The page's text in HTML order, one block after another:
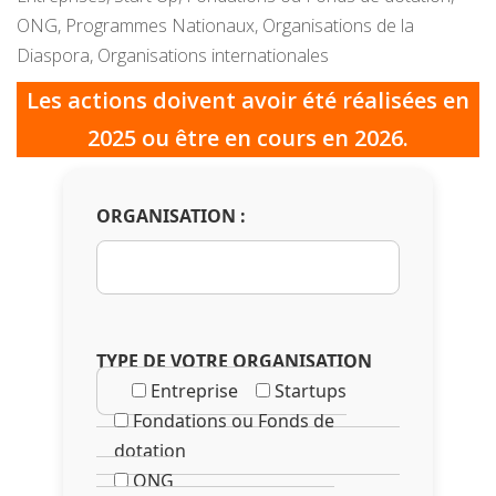
ONG, Programmes Nationaux, Organisations de la
Diaspora, Organisations internationales
Les actions doivent avoir été réalisées en
2025 ou être en cours en 2026.
ORGANISATION :
TYPE DE VOTRE ORGANISATION
Entreprise
Startups
Fondations ou Fonds de
dotation
ONG